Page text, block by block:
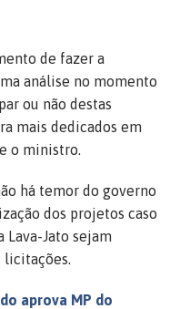
de fazer a
análise no momento
ou não destas
mais dedicados em
o ministro.
há temor do governo
dos projetos caso
Lava-Jato sejam
licitações.
aprova MP do